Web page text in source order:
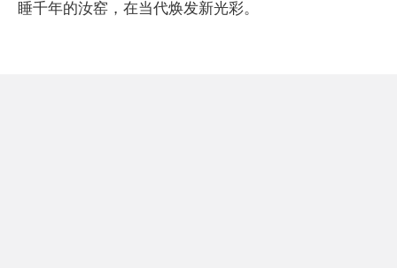
睡千年的汝窑，在当代焕发新光彩。